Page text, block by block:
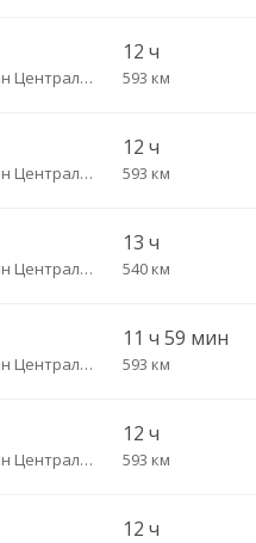
Берлин Центральный АВ
12 ч
593 км
Берлин Центральный АВ
12 ч
593 км
Берлин Центральный АВ
13 ч
540 км
Берлин Центральный АВ
11 ч 59 мин
593 км
Берлин Центральный АВ
12 ч
593 км
12 ч